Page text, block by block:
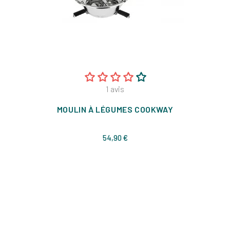
1 avis
MOULIN À LÉGUMES COOKWAY
54,90 €Prix